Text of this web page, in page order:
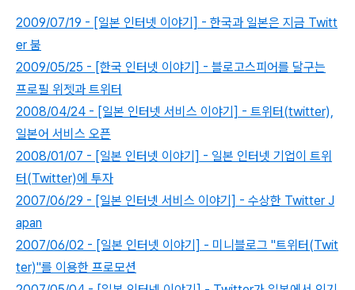
2009/07/19 - [일본 인터넷 이야기] - 한국과 일본은 지금 Twitt
er 붐
2009/05/25 - [한국 인터넷 이야기] - 블로고스피어를 달구는
프로필 위젯과 트위터
2008/04/24 - [일본 인터넷 서비스 이야기] - 트위터(twitter),
일본어 서비스 오픈
2008/01/07 - [일본 인터넷 이야기] - 일본 인터넷 기업이 트위
터(Twitter)에 투자
2007/06/29 - [일본 인터넷 서비스 이야기] - 수상한 Twitter J
apan
2007/06/02 - [일본 인터넷 이야기] - 미니블로그 "트위터(Twit
ter)"를 이용한 프로모션